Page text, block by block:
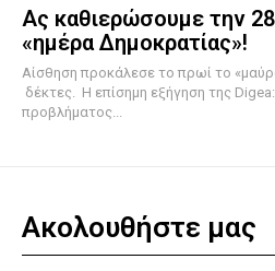
Ας καθιερώσουμε την
«ημέρα Δημοκρατίας»!
Αίσθηση προκάλεσε το πρωί το
δέκτες. Η επίσημη εξήγηση της
προβλήματος...
Ακολουθήστε μας